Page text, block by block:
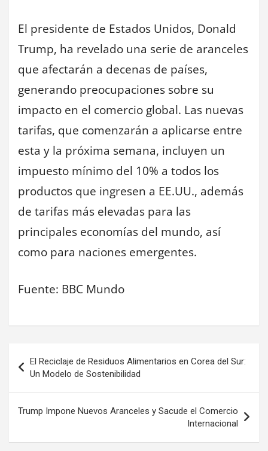
El presidente de Estados Unidos, Donald
Trump, ha revelado una serie de aranceles
que afectarán a decenas de países,
generando preocupaciones sobre su
impacto en el comercio global. Las nuevas
tarifas, que comenzarán a aplicarse entre
esta y la próxima semana, incluyen un
impuesto mínimo del 10% a todos los
productos que ingresen a EE.UU., además
de tarifas más elevadas para las
principales economías del mundo, así
como para naciones emergentes.
Fuente: BBC Mundo
Navegación
de
entradas
El Reciclaje de Residuos Alimentarios en Corea del Sur:
Un Modelo de Sostenibilidad
Trump Impone Nuevos Aranceles y Sacude el Comercio
Internacional